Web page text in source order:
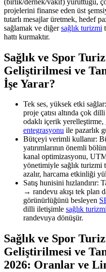
projelerini finanse eden üst
tutarlı mesajlar üretmek, hedef
sağlamak ve diğersağlık turizmi
hattı kurmaktır.
Sağlık ve Spor
Geliştirilmesi ve
İşe Yarar?
Tek ses, yüksek etki
proje çatısı altında çok
odaklı içerik yerelleştirme,
entegrasyonu ile pazarlık
Bütçeyi verimli kullanır:
yatırımlarının önemli
kanal optimizasyonu,
yönetimiyle sağlık turizmi
azalır, harcama etkinliği
Satış hunisini
→ randevu akışı tek plan
görünürlüğünü besleyen
dilli iletişimle sağlık
randevuya dönüşür.
Sağlık ve Spor
Geliştirilmesi ve
2026: Oranlar ve